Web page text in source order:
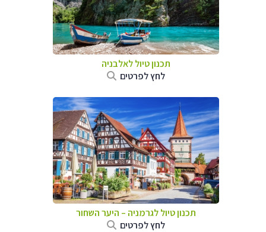
תכנון טיול לאלבניה
לחץ לפרטים
תכנון טיול לגרמניה – היער השחור
לחץ לפרטים